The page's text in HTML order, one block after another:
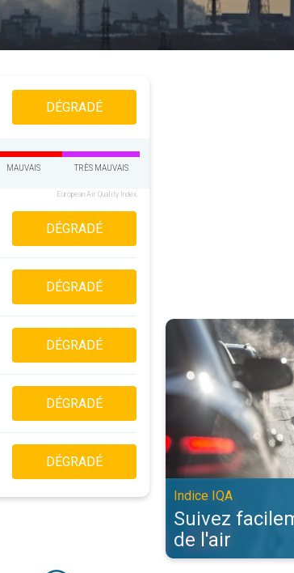
DÉGRADÉ
MAUVAIS TRÈS MAUVAIS
European Air Quality Index
DÉGRADÉ
DÉGRADÉ
DÉGRADÉ
DÉGRADÉ
DÉGRADÉ
Suivez facilement la
Indice IQA
Suivez
de l'air